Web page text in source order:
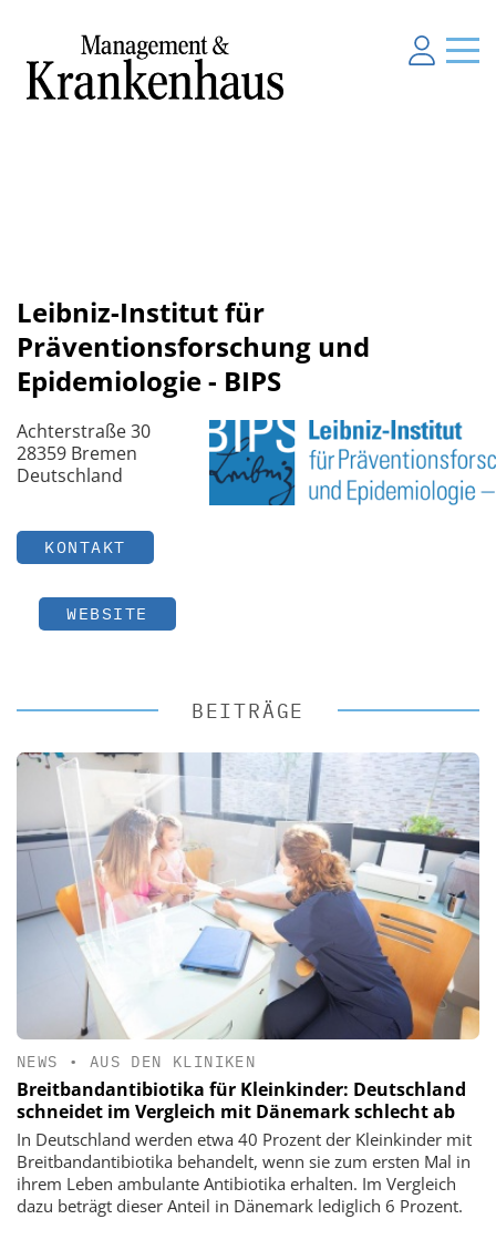
Leibniz-Institut für
Präventionsforschung und
Epidemiologie - BIPS
Achterstraße 30
28359 Bremen
Deutschland
KONTAKT
WEBSITE
BEITRÄGE
NEWS • AUS DEN KLINIKEN
Breitbandantibiotika für Kleinkinder: Deutschland
schneidet im Vergleich mit Dänemark schlecht ab
In Deutschland werden etwa 40 Prozent der Kleinkinder mit
Breitbandantibiotika behandelt, wenn sie zum ersten Mal in
ihrem Leben ambulante Antibiotika erhalten. Im Vergleich
dazu beträgt dieser Anteil in Dänemark lediglich 6 Prozent.